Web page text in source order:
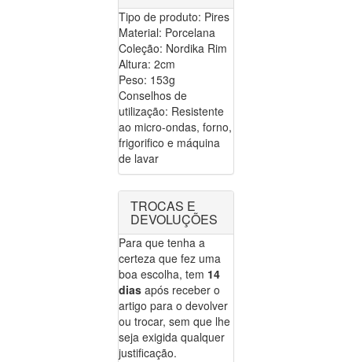
Tipo de produto: Pires
Material: Porcelana
Coleção: Nordika Rim
Altura: 2cm
Peso: 153g
Conselhos de
utilização: Resistente
ao micro-ondas, forno,
frigorifico e máquina
de lavar
TROCAS E
DEVOLUÇÕES
Para que tenha a
certeza que fez uma
boa escolha, tem 14
dias após receber o
artigo para o devolver
ou trocar, sem que lhe
seja exigida qualquer
justificação.